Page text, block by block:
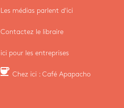
Les médias parlent d'ici
Contactez le libraire
ici pour les entreprises
coffee Chez ici : Café Apapacho